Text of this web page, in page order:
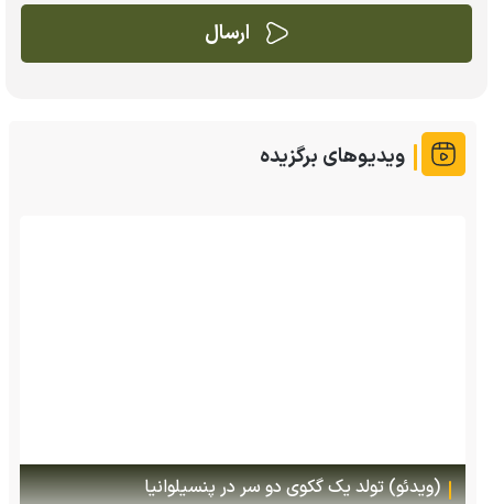
ویدیوهای برگزیده
(ویدئو) تصاویر شگفت‌انگیز از مارمولک گلو بادبزنی که
هنگام خطر یک مایع چسبناک از بدنش پرتاب می‌کند